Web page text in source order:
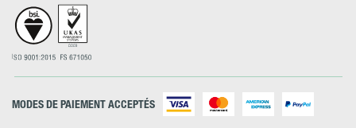
MODES DE PAIEMENT ACCEPTÉS